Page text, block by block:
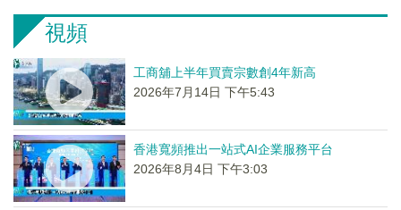
視頻
工商舖上半年買賣宗數創4年新高
2026年7月14日 下午5:43
香港寬頻推出一站式AI企業服務平台
2026年8月4日 下午3:03